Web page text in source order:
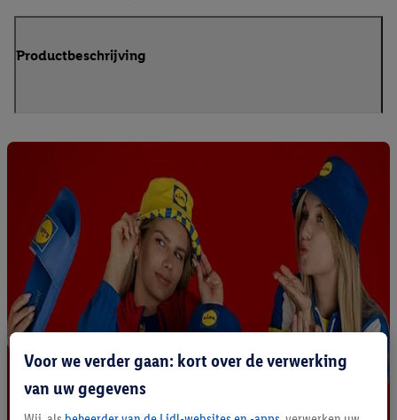
Productbeschrijving
Voor we verder gaan: kort over de verwerking
van uw gegevens